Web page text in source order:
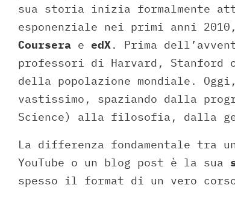
sua storia inizia formalmente
esponenziale nei primi anni
Coursera e edX. Prima
professori di Harvard, Stanford
della popolazione mondiale.
vastissimo, spaziando dalla
Science) alla filosofia, dalla
La differenza fondamentale tra
YouTube o un blog post è la sua
spesso il format di un vero